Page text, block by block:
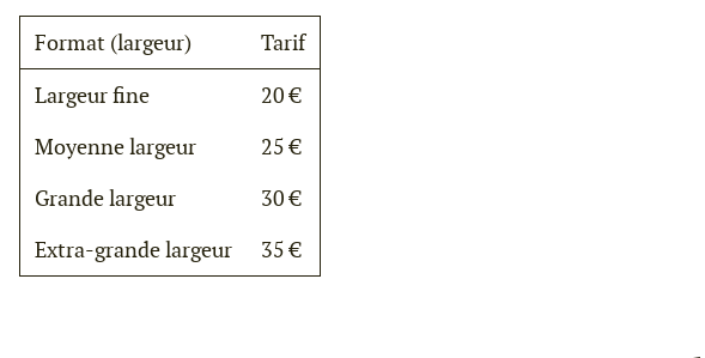
Format (largeur)
Tarif
Largeur fine
20 €
Moyenne largeur
25 €
Grande largeur
30 €
Extra-grande largeur
35 €